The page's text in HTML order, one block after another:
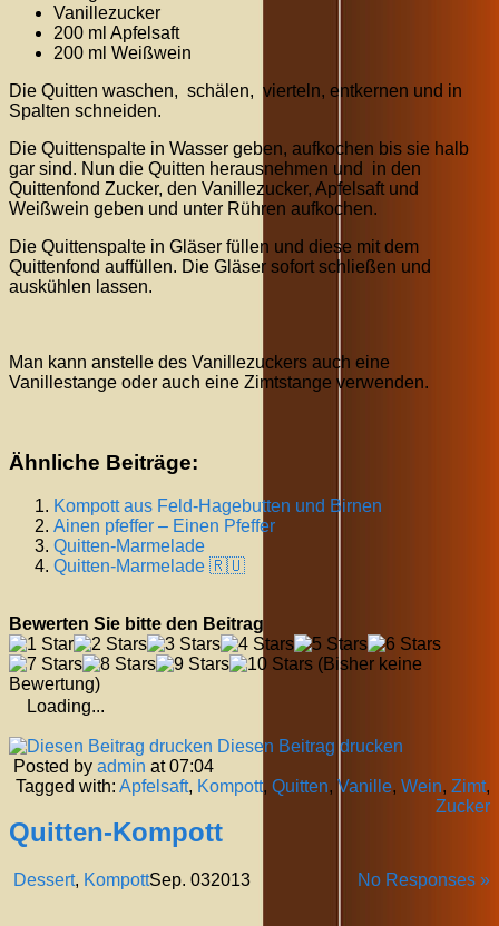
Vanillezucker
200 ml Apfelsaft
200 ml Weißwein
Die Quitten waschen, schälen, vierteln, entkernen und in
Spalten schneiden.
Die Quittenspalte in Wasser geben, aufkochen bis sie halb
gar sind. Nun die Quitten herausnehmen und in den
Quittenfond Zucker, den Vanillezucker, Apfelsaft und
Weißwein geben und unter Rühren aufkochen.
Die Quittenspalte in Gläser füllen und diese mit dem
Quittenfond auffüllen. Die Gläser sofort schließen und
auskühlen lassen.
Man kann anstelle des Vanillezuckers auch eine
Vanillestange oder auch eine Zimtstange verwenden.
Ähnliche Beiträge:
Kompott aus Feld-Hagebutten und Birnen
Ainen pfeffer – Einen Pfeffer
Quitten-Marmelade
Quitten-Marmelade 🇷🇺
Bewerten Sie bitte den Beitrag
(Bisher keine
Bewertung)
Loading...
Diesen Beitrag drucken
Posted by admin at 07:04
Tagged with: Apfelsaft, Kompott, Quitten, Vanille, Wein, Zimt,
Zucker
Quitten-Kompott
Dessert, Kompott No Responses »
Sep. 032013